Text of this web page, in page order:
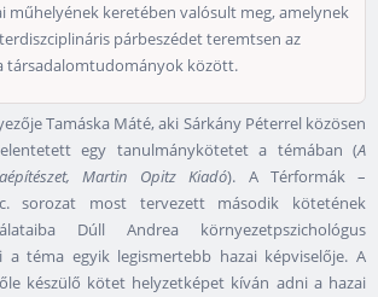
műhelyének keretében valósult meg, amelynek
párbeszédet teremtsen az
társadalomtudományok között.
Tamáska Máté, aki Sárkány Péterrel közösen
egy tanulmánykötetet a témában (A
Martin Opitz Kiadó). A Térformák –
c. sorozat most tervezett második kötetének
Dúll Andrea környezetpszichológus
a téma egyik legismertebb hazai képviselője. A
készülő kötet helyzetképet kíván adni a hazai